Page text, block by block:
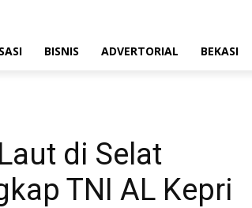
BISNIS ADVERTORIAL BEKASI
di Selat
TNI AL Kepri